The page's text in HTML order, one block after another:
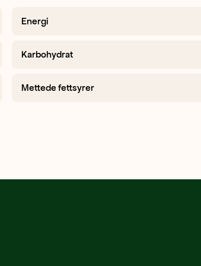
Energi
Karbohydrat
Mettede fettsyrer